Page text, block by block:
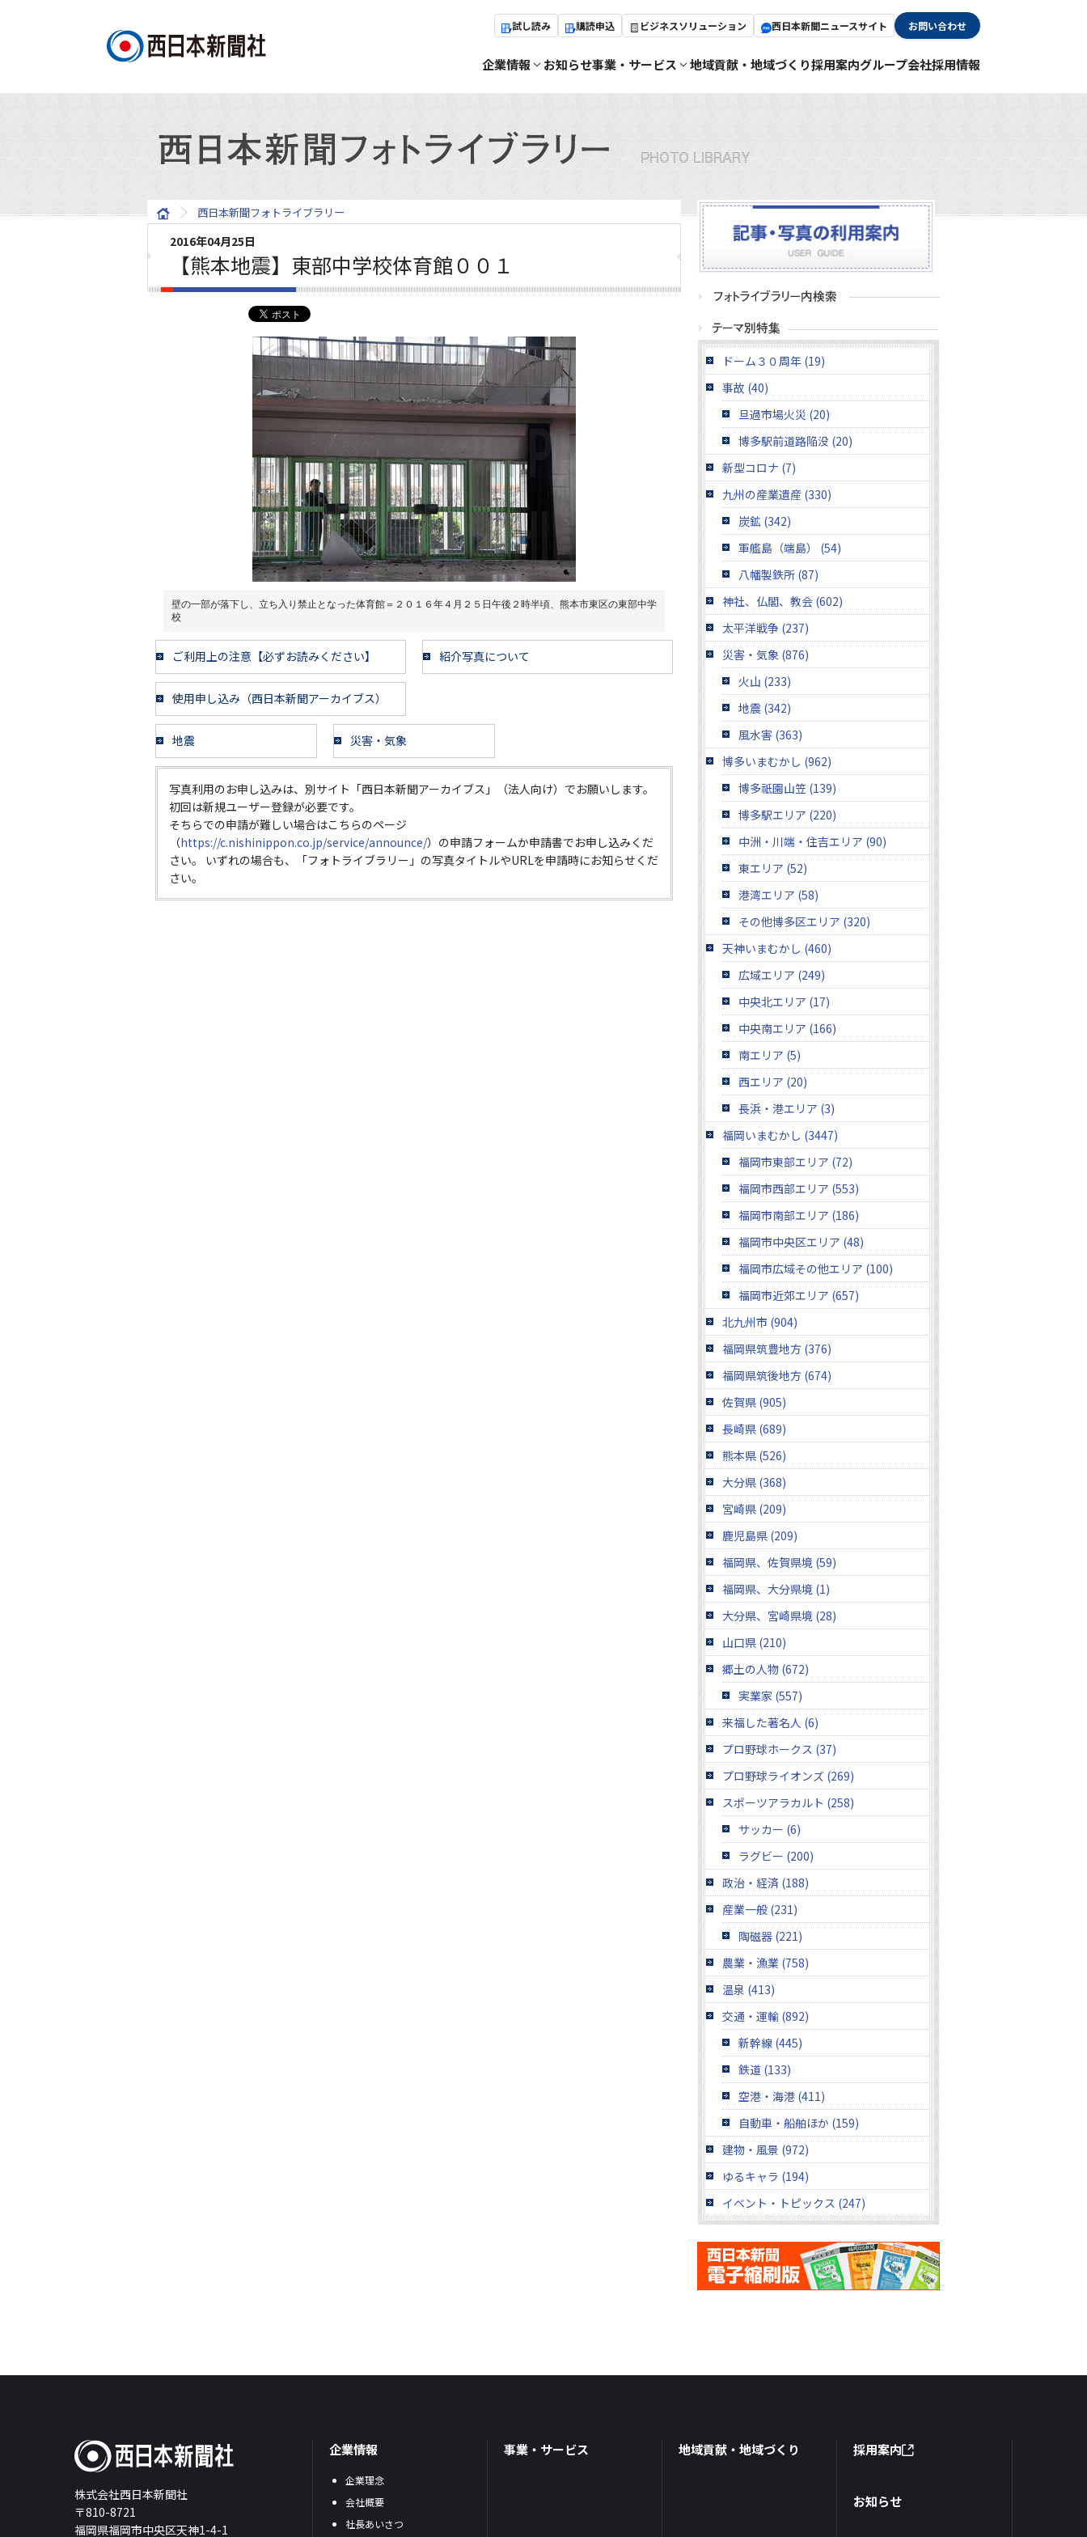
試し読み 購読申込 ビジネスソリューション 西日本新聞ニュースサイト お問い合わせ
企業情報 お知らせ事業・サービス 地域貢献・地域づくり採用案内グループ会社採用情報
西日本新聞フォトライブラリー
2016年04月25日
【熊本地震】東部中学校体育館００１
壁の一部が落下し、立ち入り禁止となった体育館＝２０１６年４月２５日午後２時半頃、熊本市東区の東部中学
校
ご利用上の注意【必ずお読みください】 紹介写真について
使用申し込み（西日本新聞アーカイブス）
地震 災害・気象
写真利用のお申し込みは、別サイト「西日本新聞アーカイブス」（法人向け）でお願いします。
初回は新規ユーザー登録が必要です。
そちらでの申請が難しい場合はこちらのページ
（https://c.nishinippon.co.jp/service/announce/）の申請フォームか申請書でお申し込みくだ
さい。 いずれの場合も、「フォトライブラリー」の写真タイトルやURLを申請時にお知らせくだ
さい。
ドーム３０周年 (19)
事故 (40)
旦過市場火災 (20)
博多駅前道路陥没 (20)
新型コロナ (7)
九州の産業遺産 (330)
炭鉱 (342)
軍艦島（端島） (54)
八幡製鉄所 (87)
神社、仏閣、教会 (602)
太平洋戦争 (237)
災害・気象 (876)
火山 (233)
地震 (342)
風水害 (363)
博多いまむかし (962)
博多祇園山笠 (139)
博多駅エリア (220)
中洲・川端・住吉エリア (90)
東エリア (52)
港湾エリア (58)
その他博多区エリア (320)
天神いまむかし (460)
広域エリア (249)
中央北エリア (17)
中央南エリア (166)
南エリア (5)
西エリア (20)
長浜・港エリア (3)
福岡いまむかし (3447)
福岡市東部エリア (72)
福岡市西部エリア (553)
福岡市南部エリア (186)
福岡市中央区エリア (48)
福岡市広域その他エリア (100)
福岡市近郊エリア (657)
北九州市 (904)
福岡県筑豊地方 (376)
福岡県筑後地方 (674)
佐賀県 (905)
長崎県 (689)
熊本県 (526)
大分県 (368)
宮崎県 (209)
鹿児島県 (209)
福岡県、佐賀県境 (59)
福岡県、大分県境 (1)
大分県、宮崎県境 (28)
山口県 (210)
郷土の人物 (672)
実業家 (557)
来福した著名人 (6)
プロ野球ホークス (37)
プロ野球ライオンズ (269)
スポーツアラカルト (258)
サッカー (6)
ラグビー (200)
政治・経済 (188)
産業一般 (231)
陶磁器 (221)
農業・漁業 (758)
温泉 (413)
交通・運輸 (892)
新幹線 (445)
鉄道 (133)
空港・海港 (411)
自動車・船舶ほか (159)
建物・風景 (972)
ゆるキャラ (194)
イベント・トピックス (247)
株式会社西日本新聞社
〒810-8721
福岡県福岡市中央区天神1-4-1
企業情報
企業理念
会社概要
社長あいさつ
事業・サービス 地域貢献・地域づくり 採用案内
お知らせ